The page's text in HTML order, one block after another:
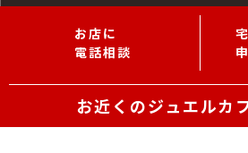
お店に
電話相談
お近くのジュエルカ